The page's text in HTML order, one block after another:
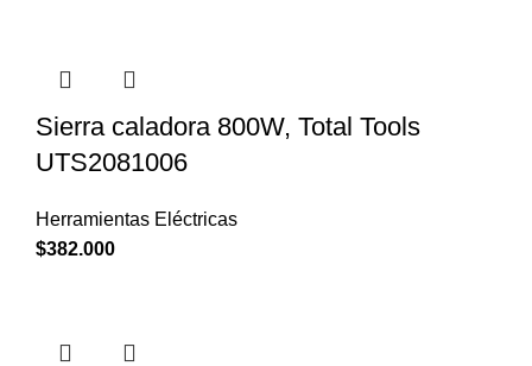
Sierra caladora 800W, Total Tools
UTS2081006
Herramientas Eléctricas
$382.000